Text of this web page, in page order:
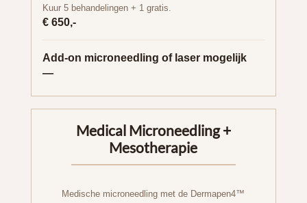
Kuur 5 behandelingen + 1 gratis.
€ 650,-
Add-on microneedling of laser mogelijk
—
Medical Microneedling +
Mesotherapie
Medische microneedling met de Dermapen4™